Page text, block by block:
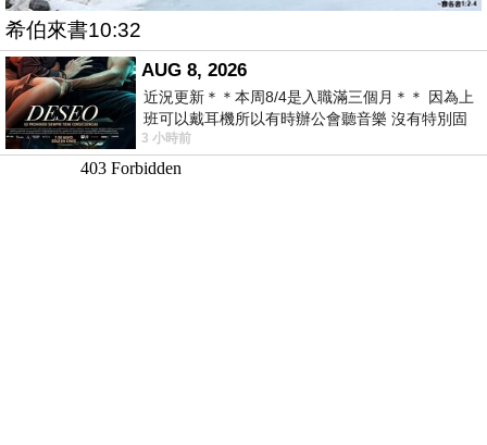
希伯來書10:32
AUG 8, 2026
近況更新＊＊本周8/4是入職滿三個月＊＊ 因為上
班可以戴耳機所以有時辦公會聽音樂 沒有特別固
定哪天但就是一周某一天會固定聽'90
3 小時前